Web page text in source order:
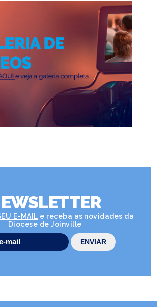
E-MAIL e receba as novidades da
Diocese de Joinville